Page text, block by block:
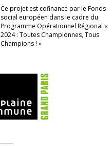
Ce projet est cofinancé par le Fonds
social européen dans le cadre du
Programme Opérationnel Régional «
2024 : Toutes Championnes, Tous
Champions ! »